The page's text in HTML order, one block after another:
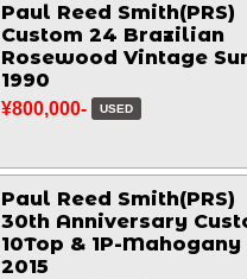
Paul Reed Smith(PRS)
Custom 24 Brazilian
Rosewood Vintage
1990
¥800,000- USED
Paul Reed Smith(PRS)
30th Anniversary
10Top & 1P-Mahogany
2015